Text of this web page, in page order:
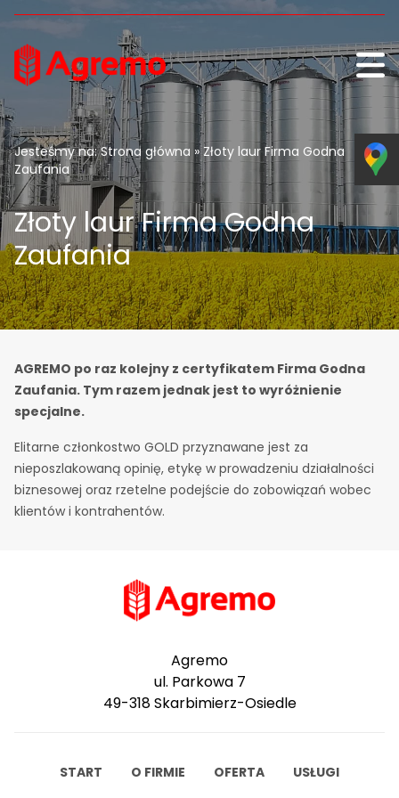
Przejdź do treści
Jesteśmy na:Strona główna » Złoty laur Firma Godna
Zaufania
Złoty laur Firma Godna
Zaufania
AGREMO po raz kolejny z certyfikatem Firma Godna
Zaufania. Tym razem jednak jest to wyróżnienie
specjalne.
Elitarne członkostwo GOLD przyznawane jest za
nieposzlakowaną opinię, etykę w prowadzeniu działalności
biznesowej oraz rzetelne podejście do zobowiązań wobec
klientów i kontrahentów.
Agremo
ul. Parkowa 7
49-318 Skarbimierz-Osiedle
START O FIRMIE OFERTA USŁUGI